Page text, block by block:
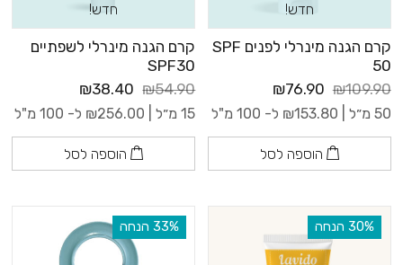
חדש!
קרם הגנה מינרלי לפנים SPF
50
₪109.90
₪76.90
50 מ״ל | ₪153.80 ל- 100 מ"ל
הוספה לסל
חדש!
קרם הגנה מינרלי לשפתיים
SPF30
₪54.90
₪38.40
15 מ״ל | ₪256.00 ל- 100 מ"ל
הוספה לסל
‫30% הנחה ‫33% הנחה